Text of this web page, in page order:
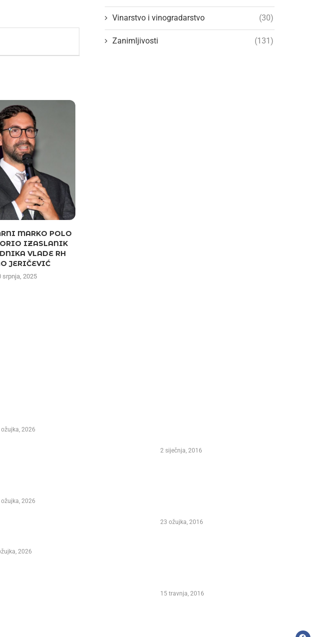
MARKO POLO
IZASLANIK
VLADE RH
JERIČEVIĆ
srpnja, 2025
Vinarstvo i vinogradarstvo (30)
Zanimljivosti (131)
2026
2026
2026
2 siječnja, 2016
23 ožujka, 2016
15 travnja, 2016